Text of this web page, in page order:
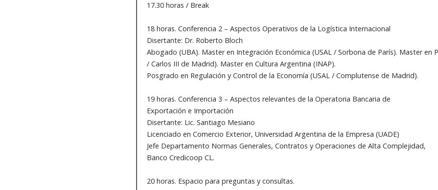
17.30 horas / Break
18 horas. Conferencia 2 – Aspectos Operativos de la Logística Internacional
Disertante: Dr. Roberto Bloch
Abogado (UBA). Master en Integración Económica (USAL / Sorbona de París). Master en
/ Carlos III de Madrid). Master en Cultura Argentina (INAP).
Posgrado en Regulación y Control de la Economía (USAL / Complutense de Madrid).
19 horas. Conferencia 3 – Aspectos relevantes de la Operatoria Bancaria de
Exportación e Importación
Disertante: Lic. Santiago Mesiano
Licenciado en Comercio Exterior, Universidad Argentina de la Empresa (UADE)
Jefe Departamento Normas Generales, Contratos y Operaciones de Alta Complejidad,
Banco Credicoop CL.
20 horas. Espacio para preguntas y consultas.